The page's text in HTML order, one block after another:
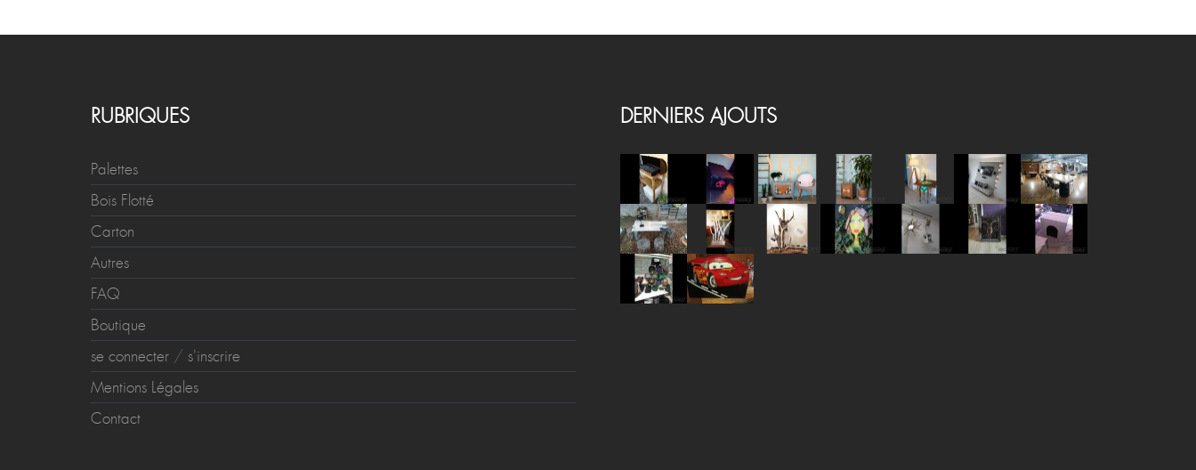
RUBRIQUES
Palettes
Bois Flotté
Carton
Autres
FAQ
Boutique
se connecter / s'inscrire
Mentions Légales
Contact
DERNIERS AJOUTS